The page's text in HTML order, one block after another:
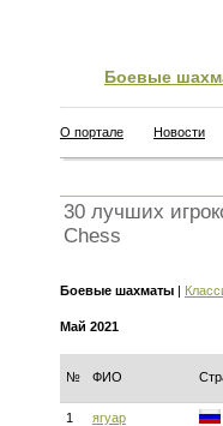
Боевые
О портале Новости
30 лучших
Chess
Боевые шахматы |
Май 2021
№ ФИО
1 ягуар